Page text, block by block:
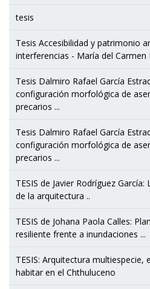
tesis
Tesis Accesibilidad y patrimonio
interferencias - María del Carmen
Tesis Dalmiro Rafael García
configuración morfológica de
precarios ...
Tesis Dalmiro Rafael García
configuración morfológica de
precarios ...
TESIS de Javier Rodríguez
de la arquitectura ..
TESIS de Johana Paola Calles:
resiliente frente a inundaciones ...
TESIS: Arquitectura multiespecie,
habitar en el Chthuluceno